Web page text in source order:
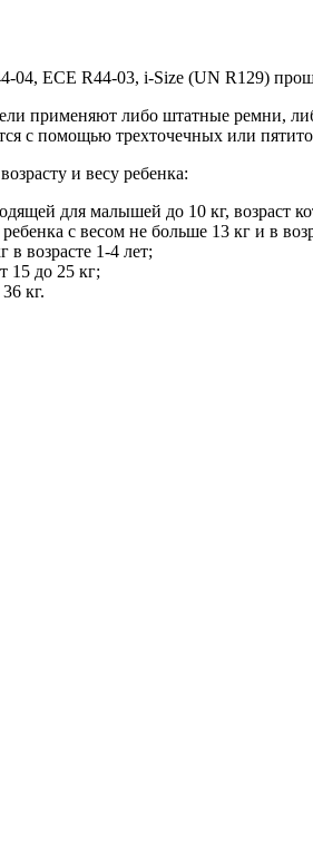
04, ECE R44-03, i-Size (UN R129)
применяют либо штатные ремни,
с помощью трехточечных или
и весу ребенка:
для малышей до 10 кг, возраст
с весом не больше 13 кг и в
в возрасте 1-4 лет;
15 до 25 кг;
кг.